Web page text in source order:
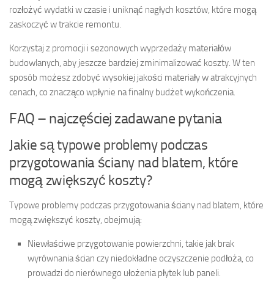
rozłożyć wydatki w czasie i uniknąć nagłych kosztów, które mogą
zaskoczyć w trakcie remontu.
Korzystaj z promocji i sezonowych wyprzedaży materiałów
budowlanych, aby jeszcze bardziej zminimalizować koszty. W ten
sposób możesz zdobyć wysokiej jakości materiały w atrakcyjnych
cenach, co znacząco wpłynie na finalny budżet wykończenia.
FAQ – najczęściej zadawane pytania
Jakie są typowe problemy podczas
przygotowania ściany nad blatem, które
mogą zwiększyć koszty?
Typowe problemy podczas przygotowania ściany nad blatem, które
mogą zwiększyć koszty, obejmują:
Niewłaściwe przygotowanie powierzchni, takie jak brak
wyrównania ścian czy niedokładne oczyszczenie podłoża, co
prowadzi do nierównego ułożenia płytek lub paneli.